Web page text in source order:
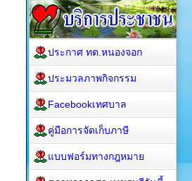
ประกาศ ทต.หนองจอก
ประมวลภาพกิจกรรม
Facebookเทศบาล
คู่มือการจัดเก็บภาษี
แบบฟอร์มทางกฎหมาย